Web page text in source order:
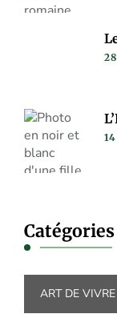
Catégories
ART DE VIVRE